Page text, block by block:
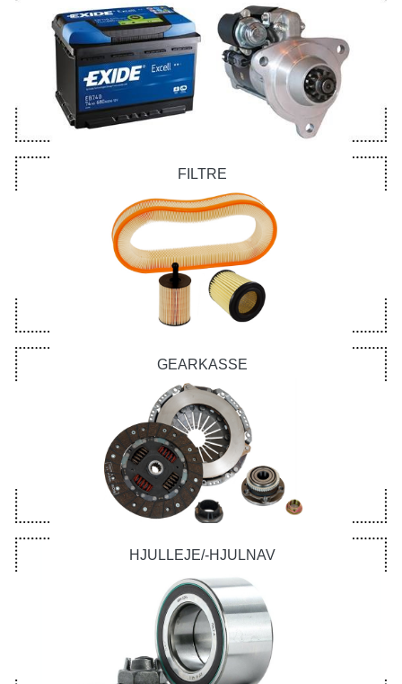
FILTRE
GEARKASSE
HJULLEJE/-HJULNAV